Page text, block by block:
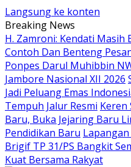
Langsung ke konten
Breaking News
H. Zamroni: Kendati Masih
Contoh Dan Benteng
Ponpes Darul Muhibbin
Jambore Nasional XII 2026
Jadi Peluang Emas
Tempuh Jalur Resmi Keren
Baru, Buka Jejaring Baru
Pendidikan Baru Lapangan
Brigif TP 31/PS Bangkit
Kuat Bersama Rakyat